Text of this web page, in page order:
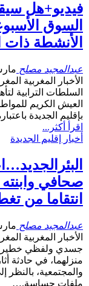
فيديو+هل
السوق
الأنشطة ذات
عبدالمجيد مصلح مارس 4,
الأخبار المغربية
السلطات الترابية
العيش الكريم
بإقليم الجديدة
اقرأ أكثر...
أخبار إقليم الجديدة
صحافي
انتقاما من
عبدالمجيد مصلح مارس 3,
الأخبار المغربية
جسدي ولفظي خطير،
منزلهما، في حادثة
والمجتمعية، بالنظر
ملفات حساسة.…